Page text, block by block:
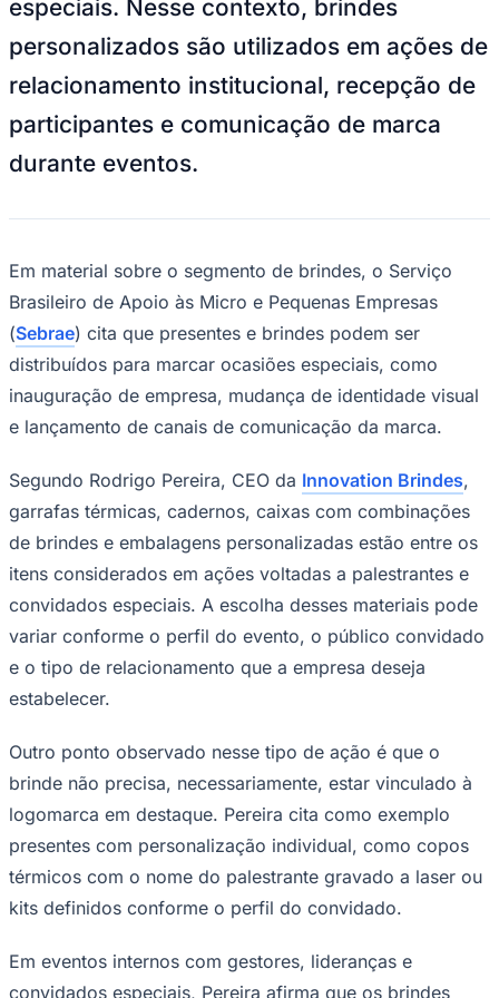
NBA
Fórmula 1
Tênis (ATP)
NHL
Vôlei
Brasileirão Série A
Brasileirão Série B
Paulistão
Copa do Brasil
Libertadores
Sul-Americana
Copa América
Champions League
Premier League
Mundial 2026
Times - Ir direto
especiais. Nesse contexto, brindes
personalizados são utilizados em ações de
relacionamento institucional, recepção de
participantes e comunicação de marca
durante eventos.
Em material sobre o segmento de brindes, o Serviço
Brasileiro de Apoio às Micro e Pequenas Empresas
(Sebrae) cita que presentes e brindes podem ser
distribuídos para marcar ocasiões especiais, como
inauguração de empresa, mudança de identidade visual
e lançamento de canais de comunicação da marca.
Segundo Rodrigo Pereira, CEO da Innovation Brindes,
garrafas térmicas, cadernos, caixas com combinações
de brindes e embalagens personalizadas estão entre os
itens considerados em ações voltadas a palestrantes e
convidados especiais. A escolha desses materiais pode
variar conforme o perfil do evento, o público convidado
e o tipo de relacionamento que a empresa deseja
estabelecer.
Outro ponto observado nesse tipo de ação é que o
brinde não precisa, necessariamente, estar vinculado à
logomarca em destaque. Pereira cita como exemplo
presentes com personalização individual, como copos
térmicos com o nome do palestrante gravado a laser ou
kits definidos conforme o perfil do convidado.
Em eventos internos com gestores, lideranças e
convidados especiais, Pereira afirma que os brindes